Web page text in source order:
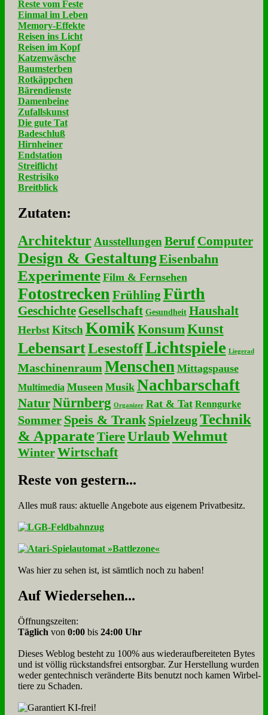
Reste vom Feste
Einmal im Leben
Memory-Effekte
Reisen ins Licht
Reisen im Kopf
Katzenwäsche
Baumsterben
Rotkäppchen
Bärendienste
Damenbeine
Zufallskunst
Die gute Tat
Badeschluß
Hirnheiner
Endstation
Streiflicht
Restrisiko
Breitblick
Zu­ta­ten:
Architektur Ausstellungen Beruf Computer
Design & GestaltungEisenbahn
Experimente Film & Fernsehen
Fotostrecken Frühling Fürth
Geschichte Gesellschaft Gesundheit Haushalt
Herbst Kitsch KomikKonsumKunst
LebensartLesestoffLichtspiele Liegerad
Maschinenraum Menschen Mittagspause
Multimedia Museen Musik Nachbarschaft
NaturNürnberg Organizer Rat & Tat Renngurke
Sommer Speis & Trank Spielzeug Technik
& Apparate Tiere UrlaubWehmut
Winter Wirtschaft
Re­ste von ge­stern...
Alles muß raus: aktuelle An­ge­bo­te aus eigenem Privatbesitz.
Was hier zu sehen ist, ist sämt­lich noch zu haben!
Auf Wie­der­se­hen...
Öffnungszeiten:
Täglich von 0:00bis 24:00 Uhr
Dieses Weblog besteht zu 100% aus wie­der­auf­bereite­ten Bytes
und ist völlig rück­stands­frei ent­sorg­bar. Zur Herstellung wurden
weder gen­tech­nisch veränderte Bits benutzt noch kamen Wir­bel­
tiere zu Scha­den.